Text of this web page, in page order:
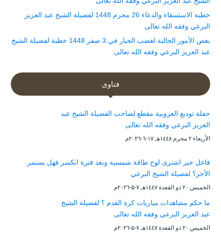
خطبة الاستسقاء والدعاء 26 محرم 1448 لفضيلة الشيخ عبد العزيز
البرعي وفقه الله تعالى
بعض الأمور الجالبة لغضب الجبار في 3 صفر 1448 خطبة لفضيلة الشيخ
عبد العزيز البرعي وفقه الله تعالى
فتاوى
حفلة توديع العزوبية مقطع لصاحب الفضيلة الشيخ عبد
العزيز البرعي وفقه الله تعالى
الأربعاء ۲ محرم ۱٤٤۸هـ ۱۷-٦-۲۰۲٦م
فاعل خير اشترى لوح طاقة شمسية وبعد فترة انكسر فهل يستمر
الأجر؟ لفضيلة الشيخ البرعي
الخميس ۲۰ ذو القعدة ۱٤٤۷هـ ۷-۵-۲۰۲٦م
ما حكم مشاهدات مباريات كرة القدم ؟ لفضيلة الشيخ
عبد العزيز البرعي وفقه الله تعالى
الخميس ۲۰ ذو القعدة ۱٤٤۷هـ ۷-۵-۲۰۲٦م